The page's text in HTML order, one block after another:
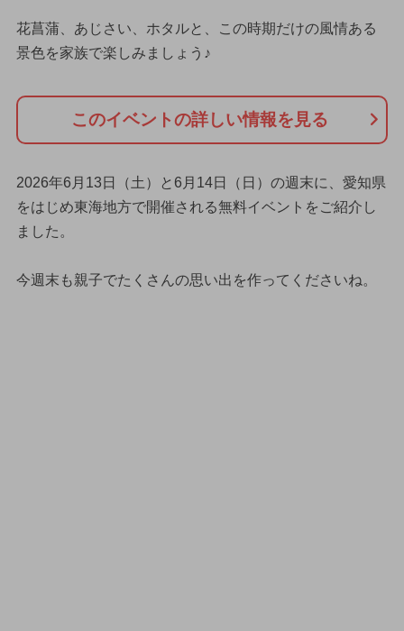
花菖蒲、あじさい、ホタルと、この時期だけの風情ある
景色を家族で楽しみましょう♪
このイベントの詳しい情報を見る
2026年6月13日（土）と6月14日（日）の週末に、愛知県
をはじめ東海地方で開催される無料イベントをご紹介し
ました。
今週末も親子でたくさんの思い出を作ってくださいね。